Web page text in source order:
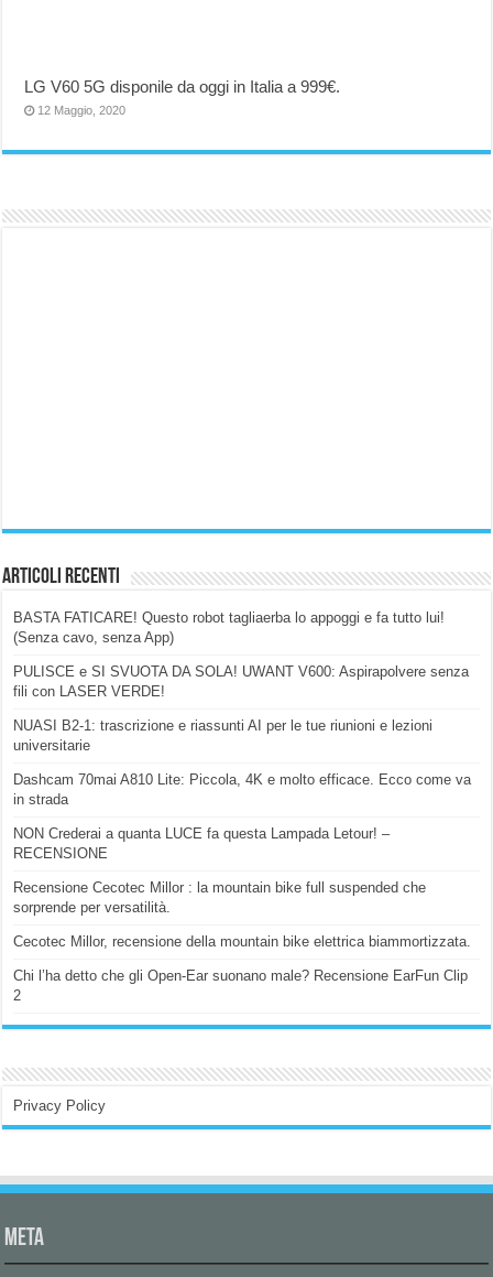
LG V60 5G disponile da oggi in Italia a 999€.
12 Maggio, 2020
Articoli Recenti
BASTA FATICARE! Questo robot tagliaerba lo appoggi e fa tutto lui!
(Senza cavo, senza App)
PULISCE e SI SVUOTA DA SOLA! UWANT V600: Aspirapolvere senza
fili con LASER VERDE!
NUASI B2-1: trascrizione e riassunti AI per le tue riunioni e lezioni
universitarie
Dashcam 70mai A810 Lite: Piccola, 4K e molto efficace. Ecco come va
in strada
NON Crederai a quanta LUCE fa questa Lampada Letour! –
RECENSIONE
Recensione Cecotec Millor : la mountain bike full suspended che
sorprende per versatilità.
Cecotec Millor, recensione della mountain bike elettrica biammortizzata.
Chi l’ha detto che gli Open-Ear suonano male? Recensione EarFun Clip
2
Privacy Policy
Meta